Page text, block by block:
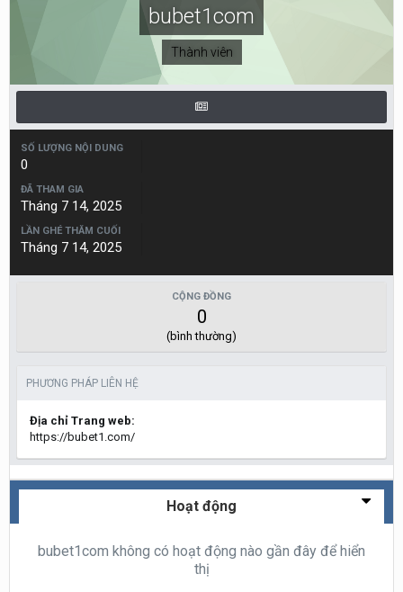
bubet1com
Thành viên
SỐ LƯỢNG NỘI DUNG
0
ĐÃ THAM GIA
Tháng 7 14, 2025
LẦN GHÉ THĂM CUỐI
Tháng 7 14, 2025
CỘNG ĐỒNG
0
(bình thường)
PHƯƠNG PHÁP LIÊN HỆ
Địa chỉ Trang web:
https://bubet1.com/
Hoạt động
bubet1com không có hoạt động nào gần đây để hiển
thị